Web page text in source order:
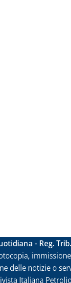
- Reg.
delle notizie o
Italiana